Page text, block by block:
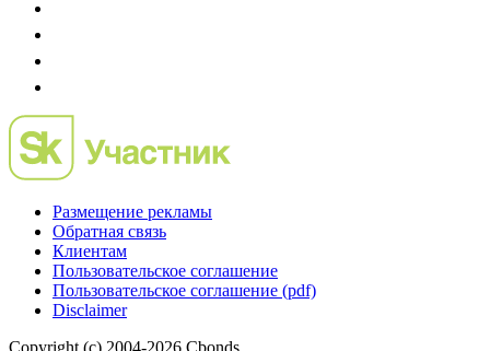
Размещение рекламы
Обратная связь
Клиентам
Пользовательское соглашение
Пользовательское соглашение (pdf)
Disclaimer
Copyright (c) 2004-2026 Cbonds